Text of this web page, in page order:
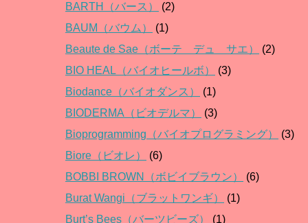
BARTH（バース）
(2)
BAUM（バウム）
(1)
Beaute de Sae（ボーテ デュ サエ）
(2)
BIO HEAL（バイオヒールボ）
(3)
Biodance（バイオダンス）
(1)
BIODERMA（ビオデルマ）
(3)
Bioprogramming（バイオプログラミング）
(3)
Biore（ビオレ）
(6)
BOBBI BROWN（ボビイブラウン）
(6)
Burat Wangi（ブラットワンギ）
(1)
Burt’s Bees（バーツビーズ）
(1)